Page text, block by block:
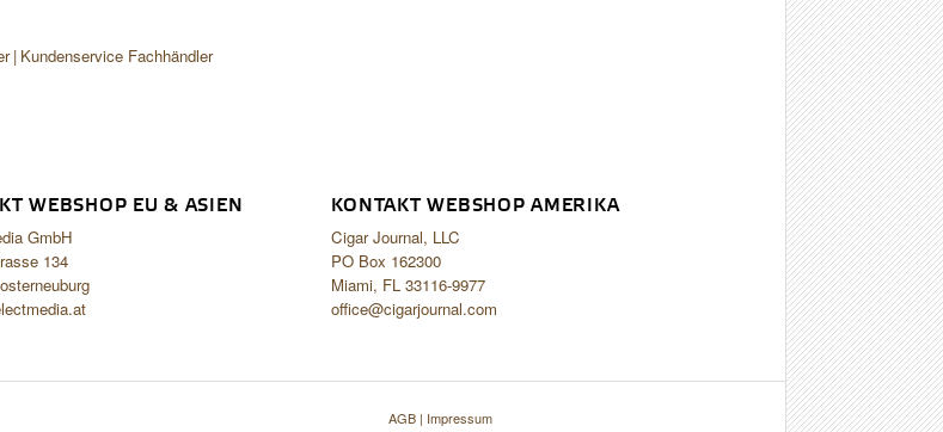
Kundenservice Fachhändler
WEBSHOP EU & ASIEN
GmbH
134
KONTAKT WEBSHOP AMERIKA
Cigar Journal, LLC
PO Box 162300
Miami, FL 33116-9977
office@cigarjournal.com
AGB | Impressum